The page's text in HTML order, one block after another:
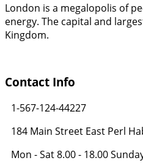
London is a megalopolis of
energy. The capital and
Kingdom.
Contact Info
1-567-124-44227
184 Main Street East Perl
Mon - Sat 8.00 - 18.00